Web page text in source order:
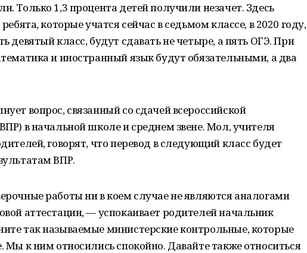
Только 1,3 процента детей получили незачет. Здесь
которые учатся сейчас в седьмом классе, в 2020 году,
девятый класс, будут сдавать не четыре, а пять ОГЭ. При
и иностранный язык будут обязательными, а два
вопрос, связанный со сдачей всероссийской
в начальной школе и среднем звене. Мол, учителя
говорят, что перевод в следующий класс будет
ВПР.
работы ни в коем случае не являются аналогами
аттестации, — успокаивает родителей начальник
так называемые министерские контрольные, которые
к ним относились спокойно. Давайте также относиться